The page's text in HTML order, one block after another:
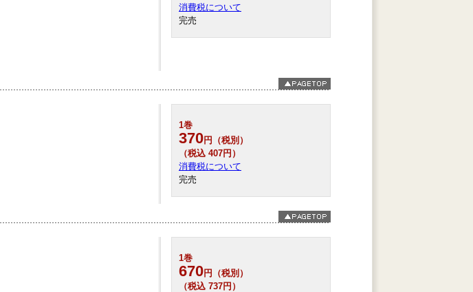
消費税について
完売
1巻
370円（税別）
（税込 407円）
消費税について
完売
1巻
670円（税別）
（税込 737円）